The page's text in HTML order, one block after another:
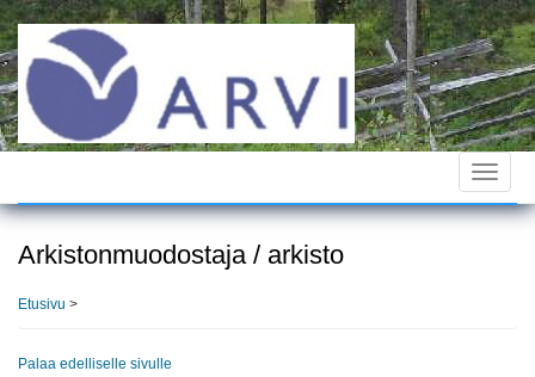
Hyppää
pääsisältöön
Toggle
Arkistonmuodostaja / arkisto
Etusivu >
Palaa edelliselle sivulle